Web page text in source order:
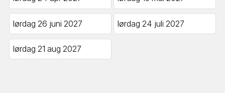
lørdag 26 juni 2027 lørdag 24 juli 2027
lørdag 21 aug 2027